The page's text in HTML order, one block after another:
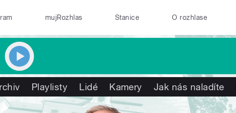
mujRozhlas Stanice O rozhlase
Playlisty Lidé Kamery Jak nás naladíte